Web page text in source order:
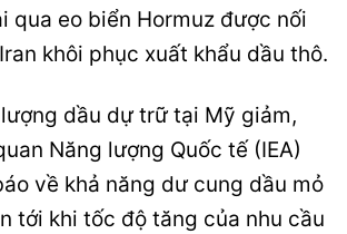
qua eo biển Hormuz được nối
khôi phục xuất khẩu dầu thô.
dầu dự trữ tại Mỹ giảm,
Năng lượng Quốc tế (IEA)
về khả năng dư cung dầu mỏ
tới khi tốc độ tăng của nhu cầu